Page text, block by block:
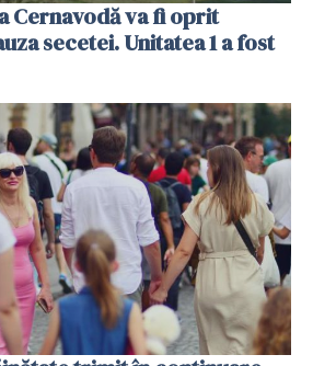
Cernavodă va fi oprit
secetei. Unitatea 1 a fost